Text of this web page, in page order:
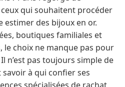
qui souhaitent procéder
estimer des bijoux en or.
boutiques familiales et
choix ne manque pas pour
n’est pas toujours simple de
à qui confier ses